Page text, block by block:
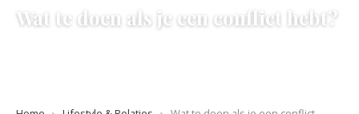
Wat te doen als je een conflict hebt?